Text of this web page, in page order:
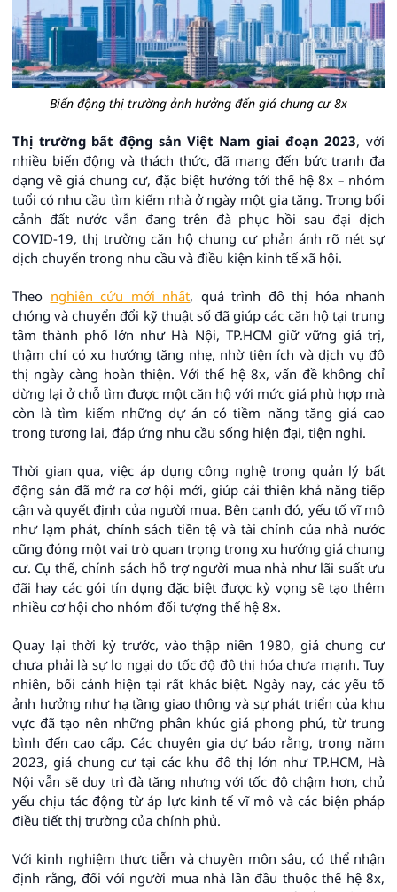
Biến động thị trường ảnh hưởng đến giá chung cư 8x
Thị trường bất động sản Việt Nam giai đoạn 2023, với
nhiều biến động và thách thức, đã mang đến bức tranh đa
dạng về giá chung cư, đặc biệt hướng tới thế hệ 8x – nhóm
tuổi có nhu cầu tìm kiếm nhà ở ngày một gia tăng. Trong bối
cảnh đất nước vẫn đang trên đà phục hồi sau đại dịch
COVID-19, thị trường căn hộ chung cư phản ánh rõ nét sự
dịch chuyển trong nhu cầu và điều kiện kinh tế xã hội.
Theo nghiên cứu mới nhất, quá trình đô thị hóa nhanh
chóng và chuyển đổi kỹ thuật số đã giúp các căn hộ tại trung
tâm thành phố lớn như Hà Nội, TP.HCM giữ vững giá trị,
thậm chí có xu hướng tăng nhẹ, nhờ tiện ích và dịch vụ đô
thị ngày càng hoàn thiện. Với thế hệ 8x, vấn đề không chỉ
dừng lại ở chỗ tìm được một căn hộ với mức giá phù hợp mà
còn là tìm kiếm những dự án có tiềm năng tăng giá cao
trong tương lai, đáp ứng nhu cầu sống hiện đại, tiện nghi.
Thời gian qua, việc áp dụng công nghệ trong quản lý bất
động sản đã mở ra cơ hội mới, giúp cải thiện khả năng tiếp
cận và quyết định của người mua. Bên cạnh đó, yếu tố vĩ mô
như lạm phát, chính sách tiền tệ và tài chính của nhà nước
cũng đóng một vai trò quan trọng trong xu hướng giá chung
cư. Cụ thể, chính sách hỗ trợ người mua nhà như lãi suất ưu
đãi hay các gói tín dụng đặc biệt được kỳ vọng sẽ tạo thêm
nhiều cơ hội cho nhóm đối tượng thế hệ 8x.
Quay lại thời kỳ trước, vào thập niên 1980, giá chung cư
chưa phải là sự lo ngại do tốc độ đô thị hóa chưa mạnh. Tuy
nhiên, bối cảnh hiện tại rất khác biệt. Ngày nay, các yếu tố
ảnh hưởng như hạ tầng giao thông và sự phát triển của khu
vực đã tạo nên những phân khúc giá phong phú, từ trung
bình đến cao cấp. Các chuyên gia dự báo rằng, trong năm
2023, giá chung cư tại các khu đô thị lớn như TP.HCM, Hà
Nội vẫn sẽ duy trì đà tăng nhưng với tốc độ chậm hơn, chủ
yếu chịu tác động từ áp lực kinh tế vĩ mô và các biện pháp
điều tiết thị trường của chính phủ.
Với kinh nghiệm thực tiễn và chuyên môn sâu, có thể nhận
định rằng, đối với người mua nhà lần đầu thuộc thế hệ 8x,